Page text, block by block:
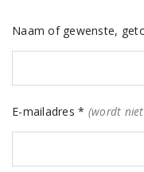
Naam of gewenste,
E-mailadres * (wordt